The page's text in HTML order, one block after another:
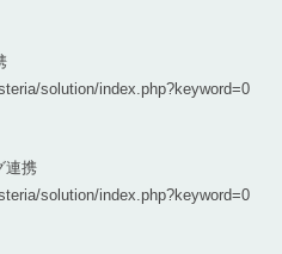
solution/index.php?keyword=0
連携
solution/index.php?keyword=0